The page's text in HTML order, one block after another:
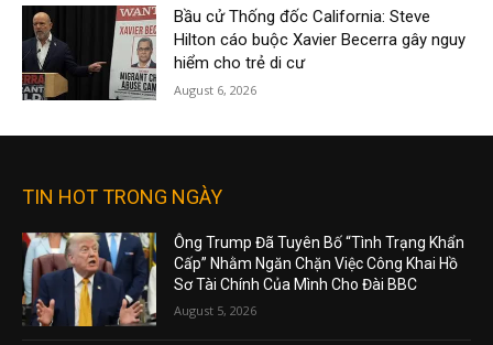
Bầu cử Thống đốc California: Steve
Hilton cáo buộc Xavier Becerra gây nguy
hiểm cho trẻ di cư
August 6, 2026
TIN HOT TRONG NGÀY
Ông Trump Đã Tuyên Bố “Tình Trạng Khẩn
Cấp” Nhằm Ngăn Chặn Việc Công Khai Hồ
Sơ Tài Chính Của Mình Cho Đài BBC
August 5, 2026